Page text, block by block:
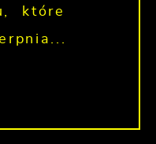
które